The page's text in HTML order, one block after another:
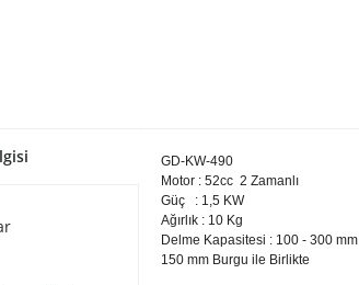
GD-KW-490
Motor : 52cc 2 Zamanlı
Güç : 1,5 KW
Ağırlık : 10 Kg
Delme Kapasitesi : 100 - 300 mm
150 mm Burgu ile Birlikte